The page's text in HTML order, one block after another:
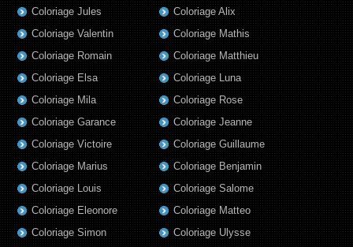
Coloriage Jules
Coloriage Valentin
Coloriage Romain
Coloriage Elsa
Coloriage Mila
Coloriage Garance
Coloriage Victoire
Coloriage Marius
Coloriage Louis
Coloriage Eleonore
Coloriage Simon
Coloriage Alix
Coloriage Mathis
Coloriage Matthieu
Coloriage Luna
Coloriage Rose
Coloriage Jeanne
Coloriage Guillaume
Coloriage Benjamin
Coloriage Salome
Coloriage Matteo
Coloriage Ulysse